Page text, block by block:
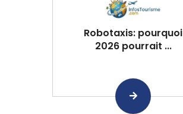
Robotaxis: pourquoi
2026 pourrait ...